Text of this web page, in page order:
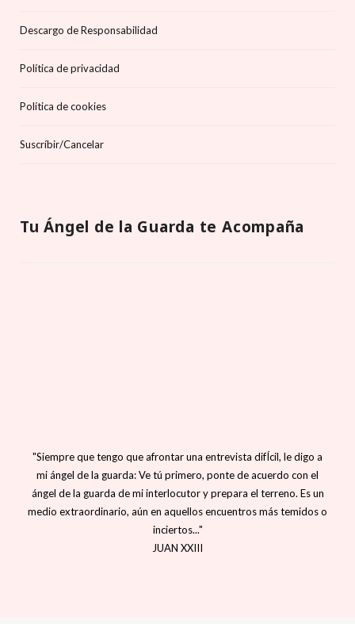
Descargo de Responsabilidad
Política de privacidad
Política de cookies
Suscríbir/Cancelar
Tu Ángel de la Guarda te Acompaña
"Siempre que tengo que afrontar una entrevista difÍcil, le digo a
mi ángel de la guarda: Ve tú primero, ponte de acuerdo con el
ángel de la guarda de mi interlocutor y prepara el terreno. Es un
medio extraordinario, aún en aquellos encuentros más temidos o
inciertos..."
JUAN XXIII